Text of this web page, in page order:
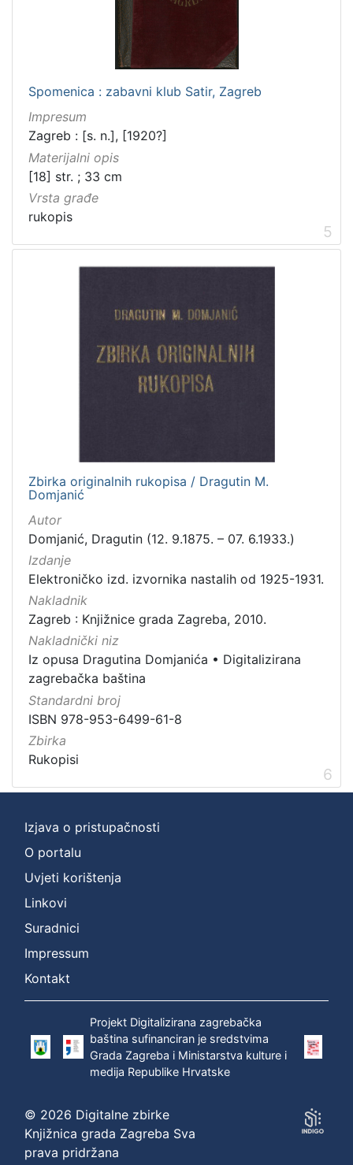
Spomenica : zabavni klub Satir, Zagreb
Impresum
Zagreb : [s. n.], [1920?]
Materijalni opis
[18] str. ; 33 cm
Vrsta građe
rukopis
5
Zbirka originalnih rukopisa / Dragutin M.
Domjanić
Autor
Domjanić, Dragutin (12. 9.1875. – 07. 6.1933.)
Izdanje
Elektroničko izd. izvornika nastalih od 1925-1931.
Nakladnik
Zagreb : Knjižnice grada Zagreba, 2010.
Nakladnički niz
Iz opusa Dragutina Domjanića • Digitalizirana
zagrebačka baština
Standardni broj
ISBN 978-953-6499-61-8
Zbirka
Rukopisi
6
Izjava o pristupačnosti
O portalu
Uvjeti korištenja
Linkovi
Suradnici
Impressum
Kontakt
Projekt Digitalizirana zagrebačka
baština sufinanciran je sredstvima
Grada Zagreba i Ministarstva kulture i
medija Republike Hrvatske
© 2026 Digitalne zbirke
Knjižnica grada Zagreba Sva
prava pridržana